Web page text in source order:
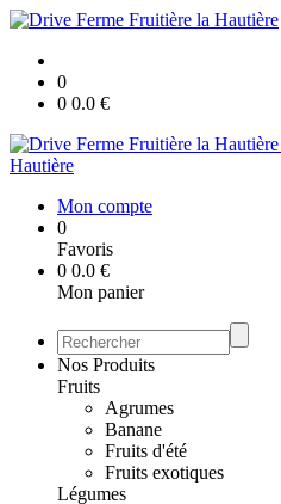
0
0 0.0 €
Hautière
Mon compte
0
Favoris
0 0.0 €
Mon panier
Nos Produits
Fruits
Agrumes
Banane
Fruits d'été
Fruits exotiques
Légumes